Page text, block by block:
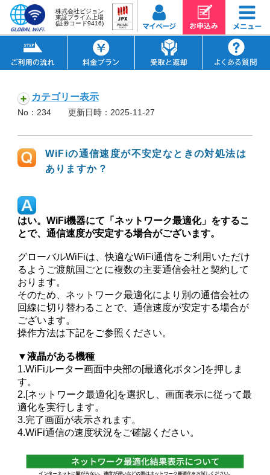
株式会社ビジョン
東証プライム上場
(証券コード9416)
カテゴリー表示
No：234 更新日時：2025-11-27
WiFiの通信速度が不安定なときの対処法は
ありますか？
はい。WiFi機器にて「ネットワーク最適化」をするこ
とで、通信速度が安定する場合がございます。
グローバルWiFiは、快適なWiFi通信をご利用いただけ
るようご渡航国ごとに複数の主要通信会社と契約して
おります。
そのため、ネットワーク最適化により別の通信会社の
回線に切り替わることで、通信速度が安定する場合が
ございます。
操作方法は下記をご参照ください。
▼液晶がある機種
1.WiFiルーター画面中央部の[最適化ボタン]を押しま
す。
2.[ネットワーク最適化]を選択し、画面表示に従って最
適化を実行します。
3.完了画面が表示されます。
4.WiFi通信の速度状況をご確認ください。